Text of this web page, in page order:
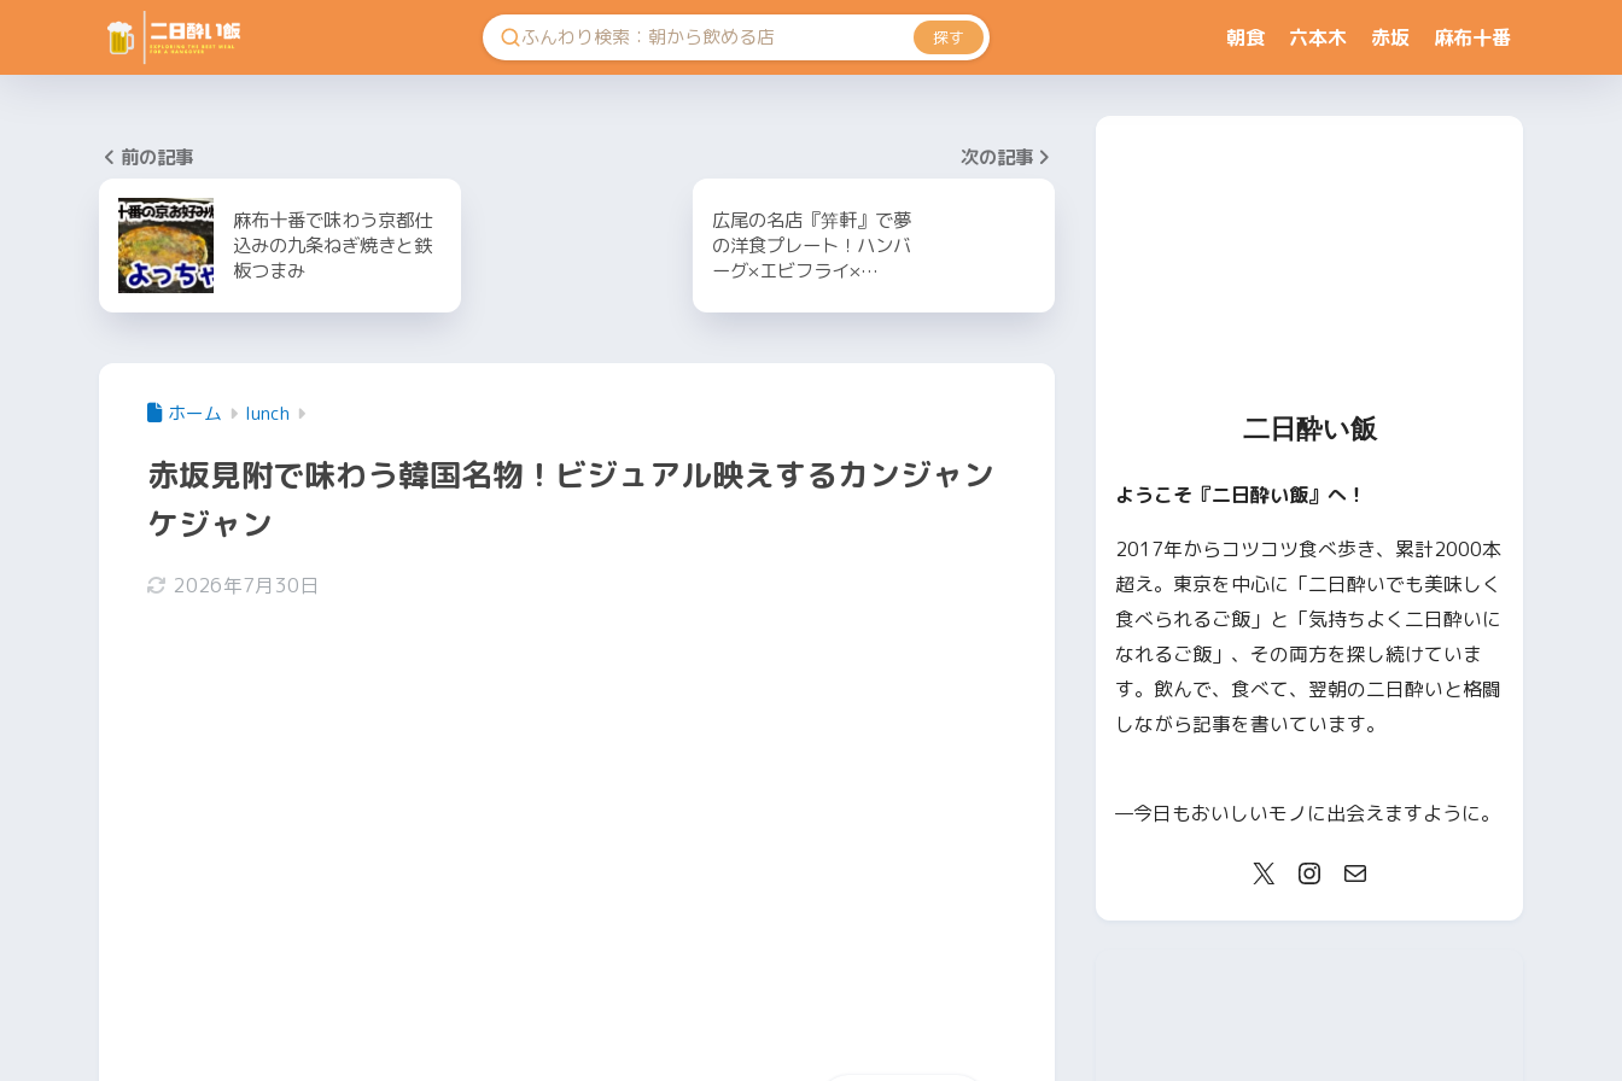
探す 朝食 六本木 赤坂 麻布十番
前の記事
麻布十番で味わう京都仕
込みの九条ねぎ焼きと鉄
板つまみ
次の記事
広尾の名店『笄軒』で夢
の洋食プレート！ハンバ
ーグ×エビフライ×…
ホーム lunch
赤坂見附で味わう韓国名物！ビジュアル映えするカンジャン
ケジャン
2026年7月30日
二日酔い飯
ようこそ『二日酔い飯』へ！
2017年からコツコツ食べ歩き、累計2000本
超え。東京を中心に「二日酔いでも美味しく
食べられるご飯」と「気持ちよく二日酔いに
なれるご飯」、その両方を探し続けていま
す。飲んで、食べて、翌朝の二日酔いと格闘
しながら記事を書いています。
—今日もおいしいモノに出会えますように。